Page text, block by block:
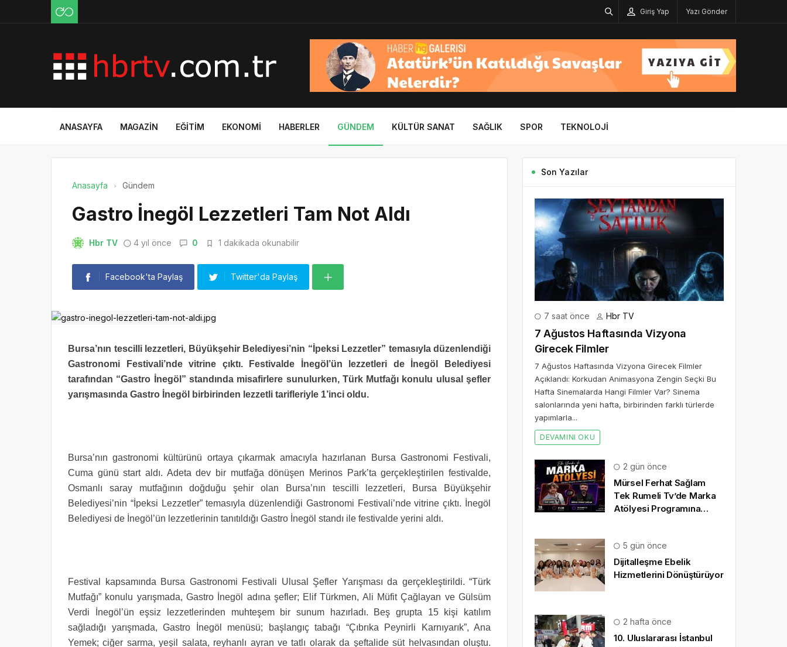
Giriş Yap Yazı Gönder
ANASAYFA MAGAZIN EĞITIM EKONOMI HABERLER GÜNDEM KÜLTÜR SANAT SAĞLIK SPOR TEKNOLOJI
Anasayfa Gündem
Gastro İnegöl Lezzetleri Tam Not Aldı
Hbr TV 4 yıl önce 0 1 dakikada okunabilir
Facebook'ta Paylaş Twitter'da Paylaş
Bursa’nın tescilli lezzetleri, Büyükşehir Belediyesi’nin “İpeksi Lezzetler” temasıyla düzenlendiği
Gastronomi Festivali’nde vitrine çıktı. Festivalde İnegöl’ün lezzetleri de İnegöl Belediyesi
tarafından “Gastro İnegöl” standında misafirlere sunulurken, Türk Mutfağı konulu ulusal şefler
yarışmasında Gastro İnegöl birbirinden lezzetli tarifleriyle 1’inci oldu.
Bursa’nın gastronomi kültürünü ortaya çıkarmak amacıyla hazırlanan Bursa Gastronomi Festivali,
Cuma günü start aldı. Adeta dev bir mutfağa dönüşen Merinos Park’ta gerçekleştirilen festivalde,
Osmanlı saray mutfağının doğduğu şehir olan Bursa’nın tescilli lezzetleri, Bursa Büyükşehir
Belediyesi’nin “İpeksi Lezzetler” temasıyla düzenlendiği Gastronomi Festivali’nde vitrine çıktı. İnegöl
Belediyesi de İnegöl’ün lezzetlerinin tanıtıldığı Gastro İnegöl standı ile festivalde yerini aldı.
Festival kapsamında Bursa Gastronomi Festivali Ulusal Şefler Yarışması da gerçekleştirildi. “Türk
Mutfağı” konulu yarışmada, Gastro İnegöl adına şefler; Elif Türkmen, Ali Müfit Çağlayan ve Gülsüm
Verdi İnegöl’ün eşsiz lezzetlerinden muhteşem bir sunum hazırladı. Beş grupta 15 kişi katılım
sağladığı yarışmada, Gastro İnegöl menüsü; başlangıç tabağı “Çıbrıka Peynirli Karnıyarık”, Ana
Yemek; ciğer sarma, yeşil salata, reyhanlı ayran ve tatlı olarak da şeftalide süt helvasından oluştu.
Son Yazılar
7 saat önce Hbr TV
7 Ağustos Haftasında Vizyona
Girecek Filmler
7 Ağustos Haftasında Vizyona Girecek Filmler
Açıklandı: Korkudan Animasyona Zengin Seçki Bu
Hafta Sinemalarda Hangi Filmler Var? Sinema
salonlarında yeni hafta, birbirinden farklı türlerde
yapımlarla...
DEVAMINI OKU
2 gün önce
Mürsel Ferhat Sağlam
Tek Rumeli Tv’de Marka
Atölyesi Programına
5 gün önce
Dijitalleşme Ebelik
Hizmetlerini Dönüştürüyor
2 hafta önce
10. Uluslararası İstanbul